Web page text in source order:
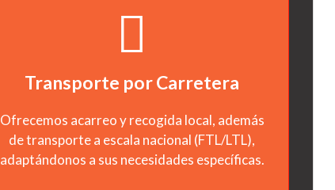
Transporte por Carretera
Ofrecemos acarreo y recogida local, además
de transporte a escala nacional (FTL/LTL),
adaptándonos a sus necesidades específicas.